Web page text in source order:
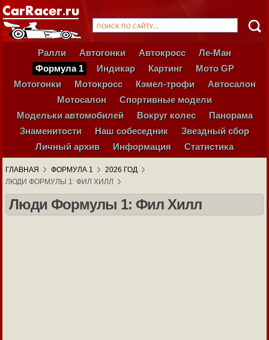
Ралли Автогонки Автокросс
Ле-Ман
Формула 1
Индикар Картинг
Мото GP
Мотогонки
Мотокросс Кэмел-трофи
Автосалон
Мотосалон
Спортивные модели
Модельки автомобилей
Вокруг колес
Панорама
Знаменитости
Наш собеседник
Звездный сбор
Личный архив
Информация Статистика
ГЛАВНАЯ ФОРМУЛА 1
2026 ГОД
ЛЮДИ ФОРМУЛЫ 1: ФИЛ ХИЛЛ
Люди Формулы 1: Фил Хилл